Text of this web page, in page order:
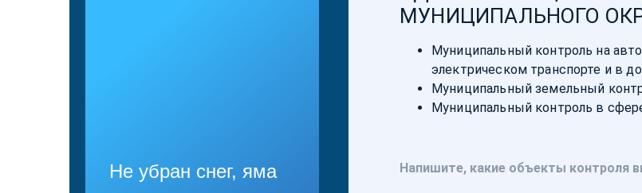
Не убран снег, яма